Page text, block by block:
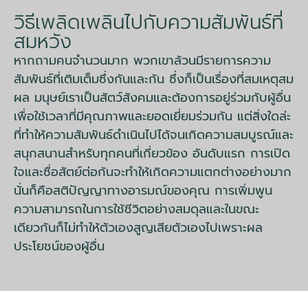
วิธีเพลิดเพลินไปกับความสัมพันธ์ที่
สมหวัง
หากถามคนจำนวนมาก พวกเขาล้วนมีรายการความ
สัมพันธ์ที่เติมเต็มซึ่งกันและกัน ซึ่งก็เป็นเรื่องที่สมเหตุสม
ผล มนุษย์เราเป็นสัตว์สังคมและต้องการอยู่ร่วมกับผู้อื่น
เพื่อใช้เวลาที่มีคุณภาพและยอดเยี่ยมร่วมกัน แต่สิ่งใดล่ะ
ที่ทำให้ความสัมพันธ์ดำเนินไปได้จนเกิดความสมบูรณ์และ
สนุกสนานสำหรับทุกคนที่เกี่ยวข้อง อันดับแรก การเปิด
ใจและซื่อสัตย์ต่อกันจะทำให้เกิดความแตกต่างอย่างมาก
นั่นก็คือสติปัญญาทางอารมณ์ของคุณ การเพิ่มพูน
ความสามารถในการใช้ชีวิตอย่างสมดุลและในขณะ
เดียวกันก็ไม่ทำให้ตัวเองสูญเสียตัวเองไปเพราะผล
ประโยชน์ของผู้อื่น